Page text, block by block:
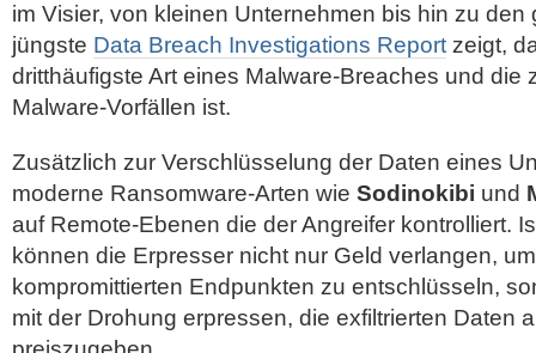
im Visier, von kleinen Unternehmen bis hin zu den
jüngste Data Breach Investigations Report zeigt,
dritthäufigste Art eines Malware-Breaches und die
Malware-Vorfällen ist.
Zusätzlich zur Verschlüsselung der Daten eines
moderne Ransomware-Arten wie Sodinokibi und
auf Remote-Ebenen die der Angreifer kontrolliert.
können die Erpresser nicht nur Geld verlangen,
kompromittierten Endpunkten zu entschlüsseln,
mit der Drohung erpressen, die exfiltrierten Daten